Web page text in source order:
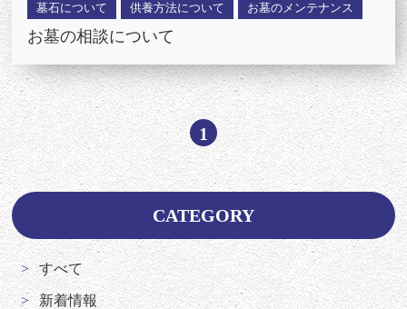
墓石について 供養方法について お墓のメンテナンス
お墓の相談について
1
CATEGORY
すべて
新着情報